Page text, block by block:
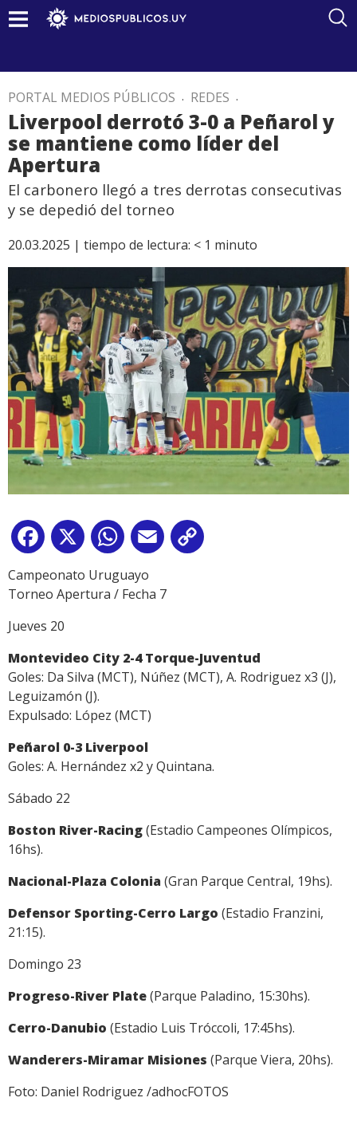
PORTAL MEDIOS PÚBLICOS . REDES .
Liverpool derrotó 3-0 a Peñarol y
se mantiene como líder del
Apertura
El carbonero llegó a tres derrotas consecutivas
y se depedió del torneo
20.03.2025 | tiempo de lectura: < 1 minuto
Facebook
X WhatsApp
Email
Campeonato Uruguayo
Torneo Apertura / Fecha 7
Jueves 20
Montevideo City 2-4 Torque-Juventud
Goles: Da Silva (MCT), Núñez (MCT), A. Rodriguez x3 (J),
Leguizamón (J).
Expulsado: López (MCT)
Peñarol 0-3 Liverpool
Goles: A. Hernández x2 y Quintana.
Sábado 22
Boston River-Racing(Estadio Campeones Olímpicos,
16hs).
Nacional-Plaza Colonia (Gran Parque Central, 19hs).
Defensor Sporting-Cerro Largo (Estadio Franzini,
21:15).
Domingo 23
Progreso-River Plate(Parque Paladino, 15:30hs).
Cerro-Danubio (Estadio Luis Tróccoli, 17:45hs).
Wanderers-Miramar Misiones (Parque Viera, 20hs).
Foto: Daniel Rodriguez /adhocFOTOS